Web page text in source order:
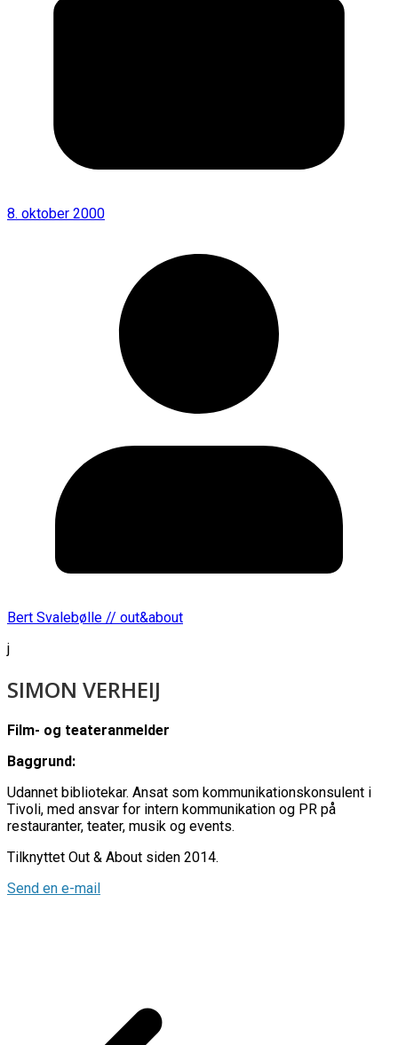
8. oktober 2000
Bert Svalebølle // out&about
j
SIMON VERHEIJ
Film- og teateranmelder
Baggrund:
Udannet bibliotekar. Ansat som kommunikationskonsulent i
Tivoli, med ansvar for intern kommunikation og PR på
restauranter, teater, musik og events.
Tilknyttet Out & About siden 2014.
Send en e-mail